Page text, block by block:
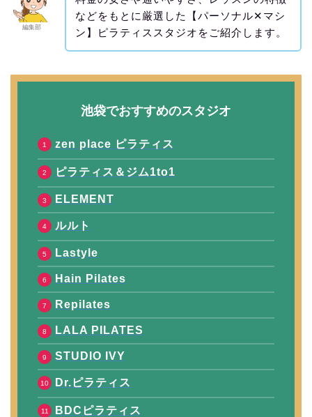
編集部
などをもとに厳選した【パーソナル✕マシ
ン】ピラティススタジオをご紹介します。
池袋でおすすめのスタジオ
zen place ピラティス
ピラティス＆ジム1to1
ELEMENT
ルルト
Lastyle
Hain Pilates
Repilates
LALA PILATES
STUDIO IVY
Dr.ピラティス
BDCピラティス